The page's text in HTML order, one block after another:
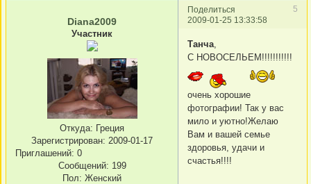
Поделиться
5
2009-01-25 13:33:58
Diana2009
Участник
Откуда: Греция
Зарегистрирован: 2009-01-17
Приглашений: 0
Сообщений: 199
Пол: Женский
Танча,
С НОВОСЕЛЬЕМ!!!!!!!!!!!
очень хорошие
фотографии! Так у вас
мило и уютно!Желаю
Вам и вашей семье
здоровья, удачи и
счастья!!!!